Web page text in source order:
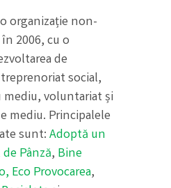
organizație non-
2006, cu o
de
social,
voluntariat și
mediu. Principalele
sunt:Adoptă un
Pânză, Bine
Eco Provocarea,